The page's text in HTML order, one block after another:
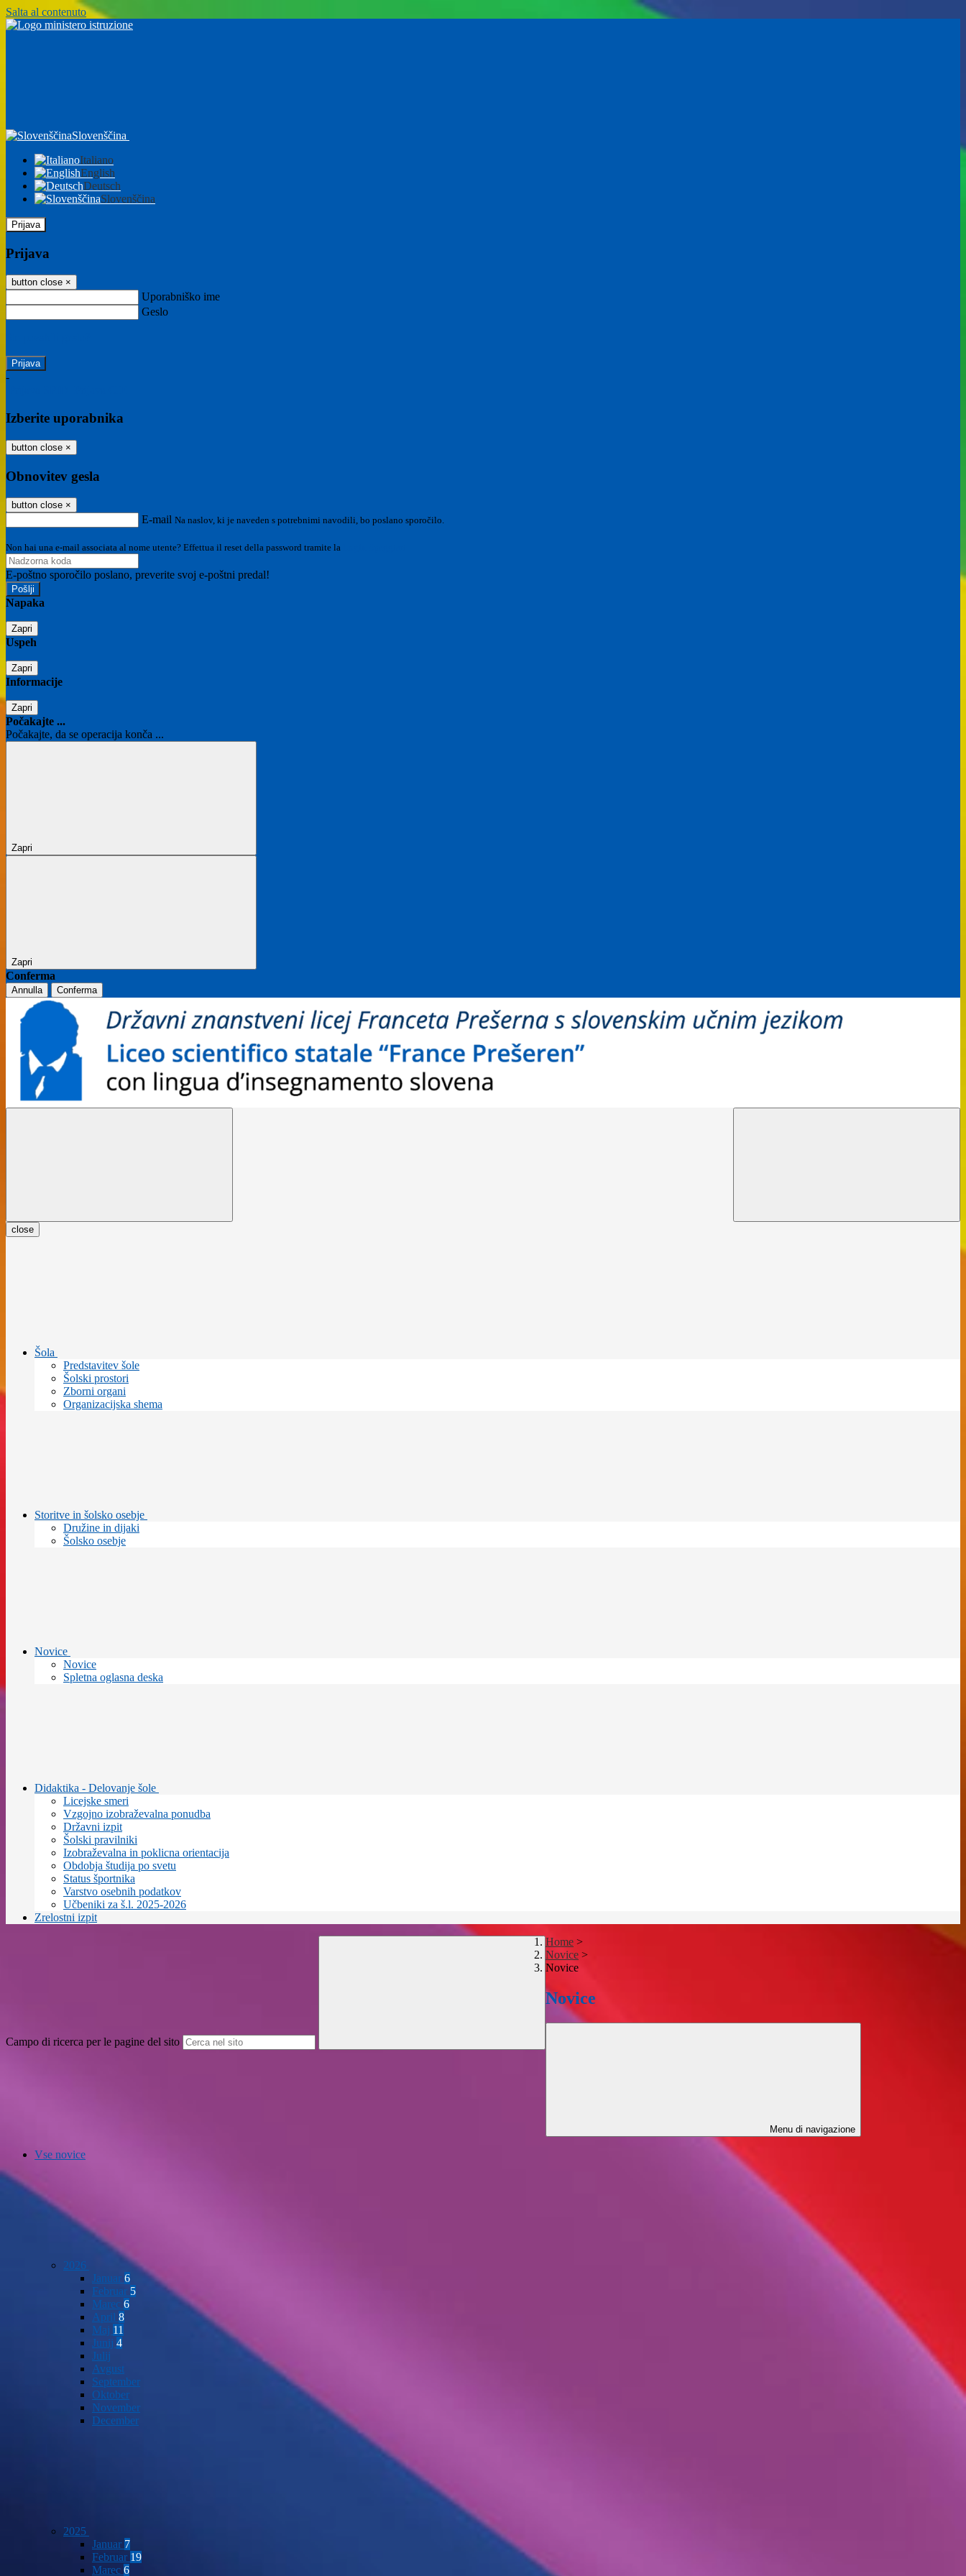
Salta al contenuto
Slovenščina
Italiano
English
Deutsch
Slovenščina
Prijava
Prijava
button close ×
Uporabniško ime
Geslo
-
Izberite uporabnika
button close ×
Obnovitev gesla
button close ×
E-mail Na naslov, ki je naveden s potrebnimi navodili, bo poslano sporočilo.
Non hai una e-mail associata al nome utente? Effettua il reset della password tramite la
E-poštno sporočilo poslano, preverite svoj e-poštni predal!
Napaka
Zapri
Uspeh
Zapri
Informacije
Zapri
Počakajte ...
Počakajte, da se operacija konča ...
Zapri
Zapri
Conferma
Annulla Conferma
close
Šola
Predstavitev šole
Šolski prostori
Zborni organi
Organizacijska shema
Storitve in šolsko osebje
Družine in dijaki
Šolsko osebje
Novice
Novice
Spletna oglasna deska
Didaktika - Delovanje šole
Licejske smeri
Vzgojno izobraževalna ponudba
Državni izpit
Šolski pravilniki
Izobraževalna in poklicna orientacija
Obdobja študija po svetu
Status športnika
Varstvo osebnih podatkov
Učbeniki za š.l. 2025-2026
Zrelostni izpit
Campo di ricerca per le pagine del sito
Home >
Novice >
Novice
Novice
Menu di navigazione
Vse novice
2026
Januar 6
Februar 5
Marec 6
April 8
Maj 11
Junij 4
Julij
Avgust
September
Oktober
November
December
2025
Januar 7
Februar 19
Marec 6